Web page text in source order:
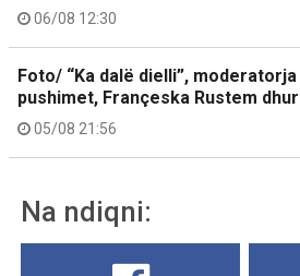
06/08 12:30
Foto/ “Ka dalë dielli”,
pushimet, Françeska Rustem
05/08 21:56
Na ndiqni: